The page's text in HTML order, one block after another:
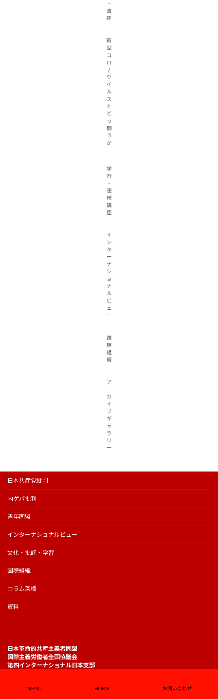
・
書
評
新
型
コ
ロ
ナ
ウ
イ
ル
ス
と
ど
う
闘
う
か
学
習
・
連
続
講
座
イ
ン
タ
ー
ナ
シ
ョ
ナ
ル
ビ
ュ
ー
国
際
組
織
ア
ー
カ
イ
ブ
ギ
ャ
ラ
リ
ー
日本共産党批判
内ゲバ批判
青年同盟
インターナショナルビュー
文化・批評・学習
国際組織
コラム架橋
資料
日本革命的共産主義者同盟
国際主義労働者全国協議会
第四インターナショナル日本支部
https://jrcl.info/
MENU HOME お問い合わせ